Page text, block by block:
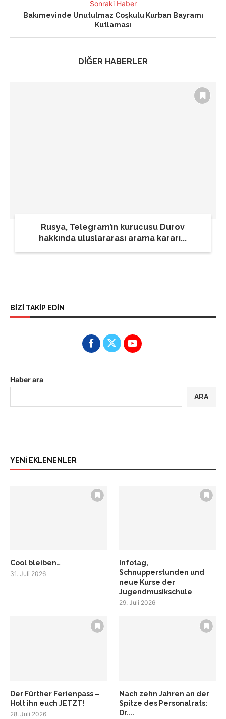
Sonraki Haber
Bakımevinde Unutulmaz Coşkulu Kurban Bayramı
Kutlaması
DİĞER HABERLER
Rusya, Telegram’ın kurucusu Durov
hakkında uluslararası arama kararı...
BİZİ TAKİP EDİN
Haber ara
ARA
YENİ EKLENENLER
Cool bleiben…
31. Juli 2026
Infotag,
Schnupperstunden und
neue Kurse der
Jugendmusikschule
29. Juli 2026
Der Fürther Ferienpass –
Holt ihn euch JETZT!
28. Juli 2026
Nach zehn Jahren an der
Spitze des Personalrats:
Dr....